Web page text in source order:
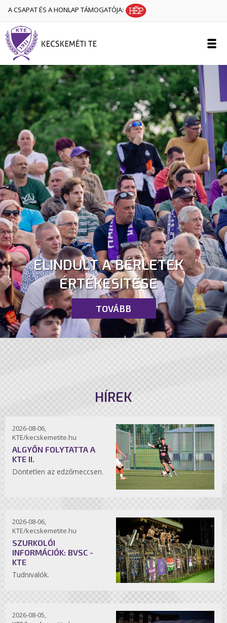
A CSAPAT ÉS A HONLAP TÁMOGATÓJA:
ELINDULT A BÉRLETEK
ÉRTÉKESÍTÉSE
TOVÁBB
HÍREK
2026-08-06,
KTE/kecskemetite.hu
ALGYŐN FOLYTATTA A
KTE II.
Döntetlen az edzőmeccsen.
2026-08-06,
KTE/kecskemetite.hu
SZURKOLÓI
INFORMÁCIÓK: BVSC -
KTE
Tudnivalók.
2026-08-05,